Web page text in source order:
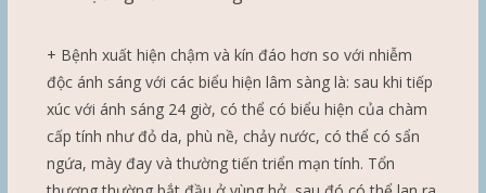
+ Bệnh xuất hiện chậm và kín đáo hơn so với nhiễm
độc ánh sáng với các biểu hiện lâm sàng là: sau khi tiếp
xúc với ánh sáng 24 giờ, có thể có biểu hiện của chàm
cấp tính như đỏ da, phù nề, chảy nước, có thể có sẩn
ngứa, mày đay và thường tiến triển mạn tính. Tổn